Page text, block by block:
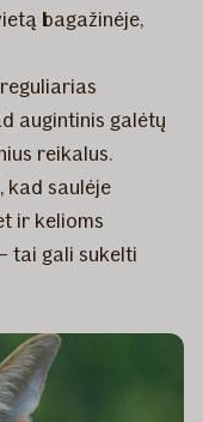
bagažinėje,
augintinis galėtų
reikalus.
kad saulėje
ir kelioms
tai gali sukelti